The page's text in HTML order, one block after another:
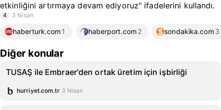
etkinliğini artırmaya devam ediyoruz" ifadelerini kullandı.
4 3 Nisan
haberturk.com 1 haberport.com 2 sondakika.com 3
Diğer konular
TUSAŞ ile Embraer'den ortak üretim için işbirliği
hurriyet.com.tr 3 Nisan